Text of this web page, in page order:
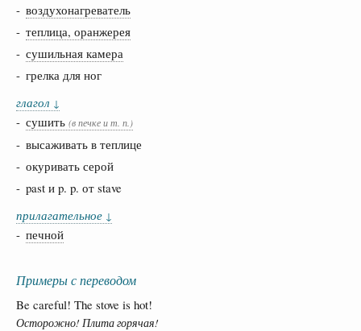
- воздухонагреватель
- теплица, оранжерея
- сушильная камера
- грелка для ног
глагол ↓
- сушить (в печке и т. п.)
- высаживать в теплице
- окуривать серой
- past и p. p. от stave
прилагательное ↓
- печной
Примеры с переводом
Be careful! The stove is hot!
Осторожно! Плита горячая!